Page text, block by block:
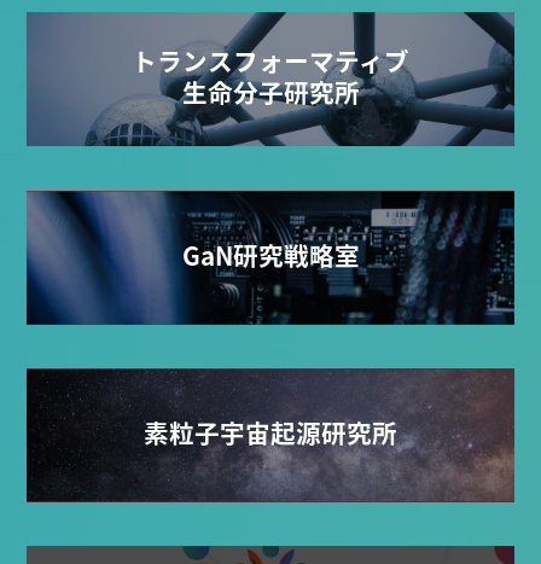
トランスフォーマティブ
生命分子研究所
GaN研究戦略室
素粒子宇宙起源研究所